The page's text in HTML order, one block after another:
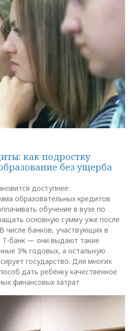
как подростку
без ущерба
доступнее:
образовательных кредитов
обучение в вузе по
основную сумму уже после
числе банков, участвующих в
банк — они выдают такие
3% годовых, а остальную
государство. Для многих
дать ребёнку качественное
финансовых затрат